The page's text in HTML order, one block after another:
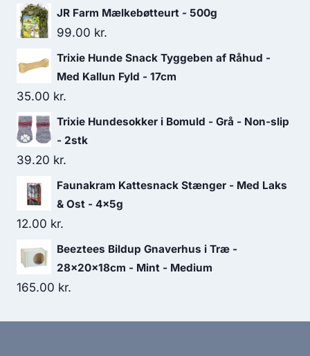
15.00 kr..
13.75 kr..
JR Farm Mælkebøtteurt - 500g
99.00 kr.
Trixie Hunde Snack Tyggeben af Råhud -
Med Kallun Fyld - 17cm
35.00 kr.
Trixie Hundesokker i Bomuld - Grå - Non-slip
- 2stk
39.20 kr.
Faunakram Kattesnack Stænger - Med Laks
& Ost - 4x5g
12.00 kr.
Beeztees Bildup Gnaverhus i Træ -
28x20x18cm - Mint - Medium
165.00 kr.